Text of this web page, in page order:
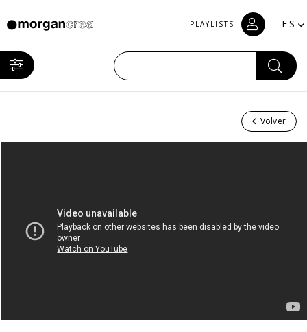
PLAYLISTS ES
Volver